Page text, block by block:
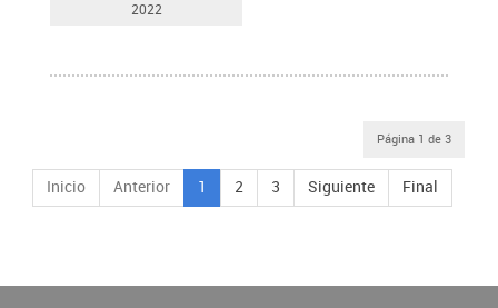
2022
Página 1 de 3
Inicio Anterior 1 2 3 Siguiente Final